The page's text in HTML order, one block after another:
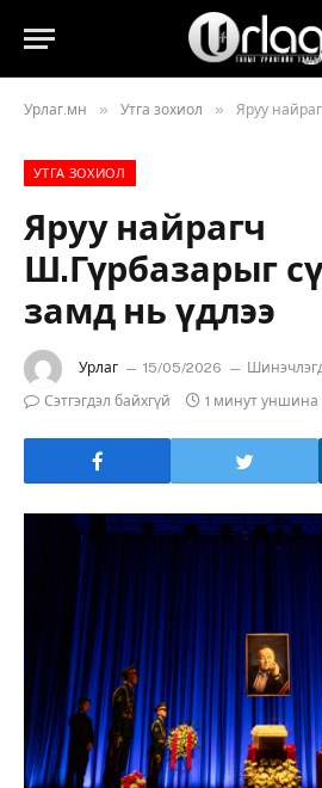
Урлаг.мн » Утга зохиол » Яруу найрагч
УТГА ЗОХИОЛ
Яруу найрагч
Ш.Гүрбазарыг
замд нь үдлээ
Урлаг 15/05/2026
Сэтгэгдэл байхгүй
1 минут уншина